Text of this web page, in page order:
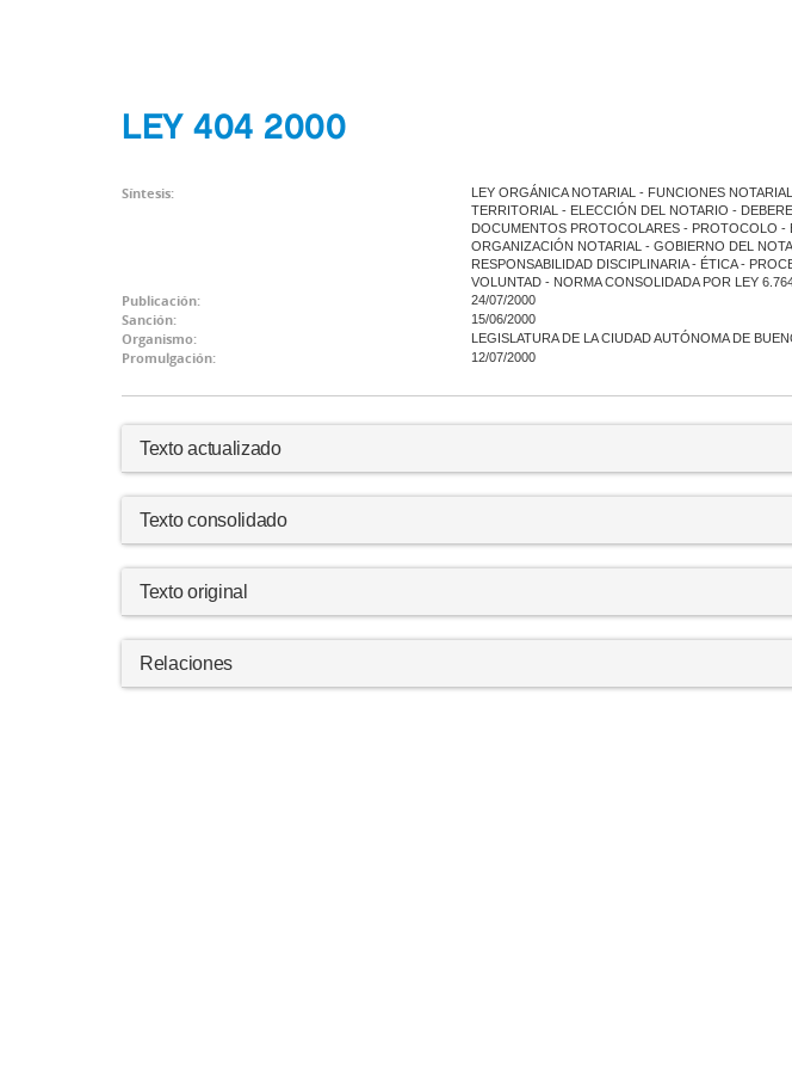
LEY 404 2000
Síntesis:
LEY ORGÁNICA NOTARIAL - FUNCIONES
TERRITORIAL - ELECCIÓN DEL NOTARIO -
DOCUMENTOS PROTOCOLARES - PROTOCOLO
ORGANIZACIÓN NOTARIAL - GOBIERNO DEL
RESPONSABILIDAD DISCIPLINARIA - ÉTICA -
VOLUNTAD - NORMA CONSOLIDADA POR LEY
Publicación: 24/07/2000
Sanción: 15/06/2000
Organismo: LEGISLATURA DE LA CIUDAD AUTÓNOMA DE
Promulgación: 12/07/2000
Texto actualizado
Texto consolidado
Texto original
Relaciones